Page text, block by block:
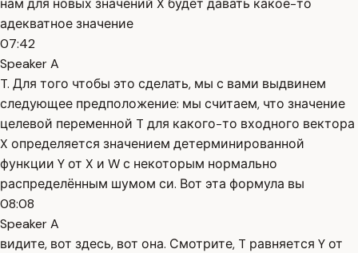
нам для новых значений X будет давать какое-то
адекватное значение
07:42
Speaker A
T. Для того чтобы это сделать, мы с вами выдвинем
следующее предположение: мы считаем, что значение
целевой переменной T для какого-то входного вектора
X определяется значением детерминированной
функции Y от X и W с некоторым нормально
распределённым шумом си. Вот эта формула вы
08:08
Speaker A
видите, вот здесь, вот она. Смотрите, T равняется Y от